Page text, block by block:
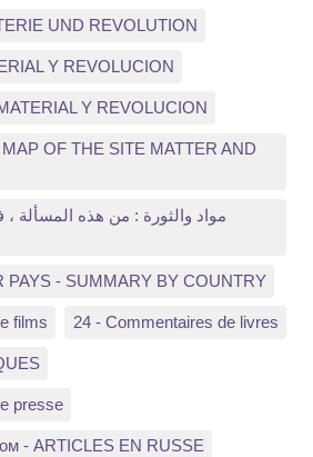
UND REVOLUTION
Y REVOLUCION
Y REVOLUCION
OF THE SITE MATTER AND
PAYS - SUMMARY BY COUNTRY
films 24 - Commentaires de livres
presse
- ARTICLES EN RUSSE